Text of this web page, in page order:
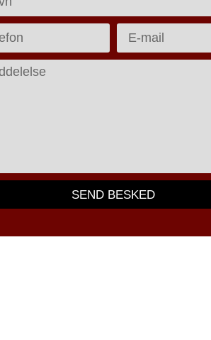
SEND BESKED